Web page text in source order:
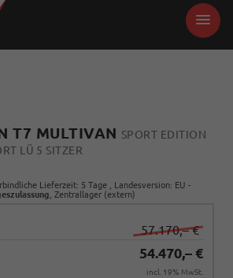
T7 MULTIVAN SPORT EDITION
LÜ 5 SITZER
Lieferzeit: 5 Tage , Landesversion: EU -
, Zentrallager (extern)
57.170,– €
54.470,– €
incl. 19% MwSt.